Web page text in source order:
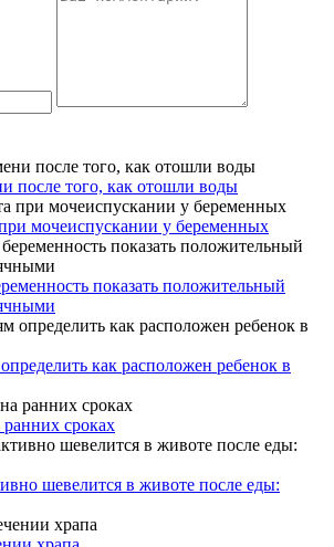
после того, как отошли воды
мочеиспускании у беременных
показать положительный
как расположен ребенок в
сроках
шевелится в животе после еды: